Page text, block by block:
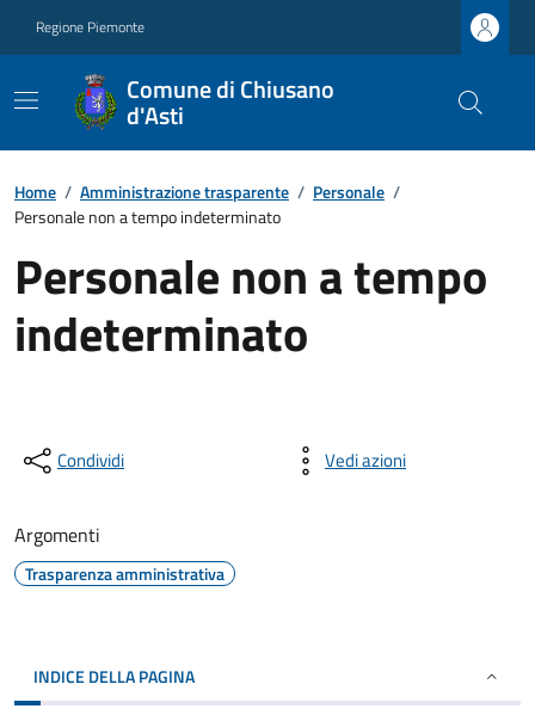
Regione Piemonte
Comune di Chiusano
d'Asti
Home / Amministrazione trasparente / Personale /
Personale non a tempo indeterminato
Personale non a tempo
indeterminato
Condividi Vedi azioni
Argomenti
Trasparenza amministrativa
INDICE DELLA PAGINA